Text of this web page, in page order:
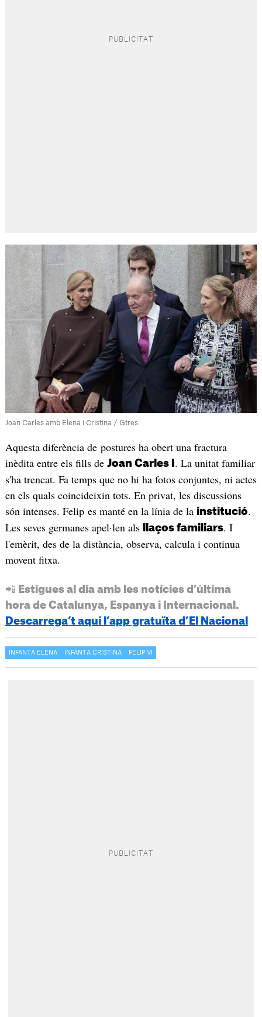
Joan Carles amb Elena i Cristina / Gtres
Aquesta diferència de postures ha obert una fractura
inèdita entre els fills de Joan Carles I . La unitat familiar
s'ha trencat. Fa temps que no hi ha fotos conjuntes, ni actes
en els quals coincideixin tots. En privat, les discussions
són intenses. Felip es manté en la línia de la institució.
Les seves germanes apel·len als
llaços familiars. I
l'emèrit, des de la distància, observa, calcula i continua
movent fitxa.
📲 Estigues al dia amb les notícies d’última
hora de Catalunya, Espanya i Internacional.
Descarrega’t aquí l’app gratuïta d’El Nacional
INFANTA ELENA INFANTA CRISTINA FELIP VI